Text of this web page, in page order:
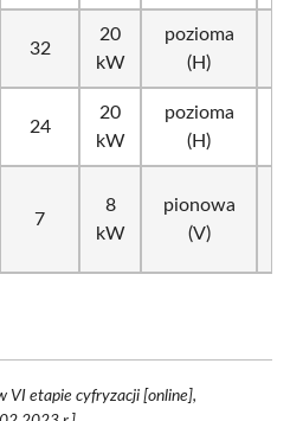
32
20
kW
pozioma
(H)
24
20
kW
pozioma
(H)
7
8
kW
pionowa
(V)
VI etapie cyfryzacji [online],